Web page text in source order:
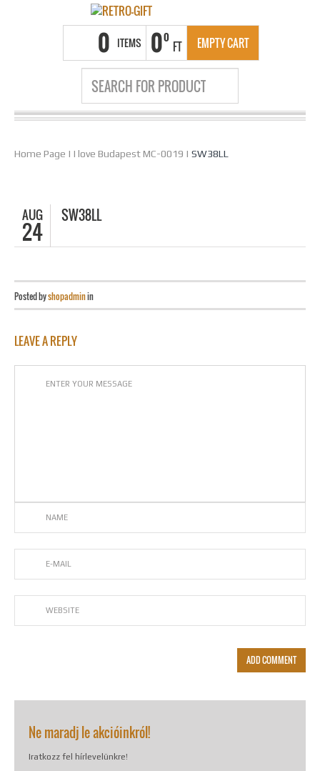
0 ITEMS 00
FT EMPTY CART
Home Page | I love Budapest MC-0019 | SW38LL
AUG
24
SW38LL
Posted byshopadminin
LEAVE A REPLY
Ne maradj le akcióinkról!
Iratkozz fel hírlevelünkre!